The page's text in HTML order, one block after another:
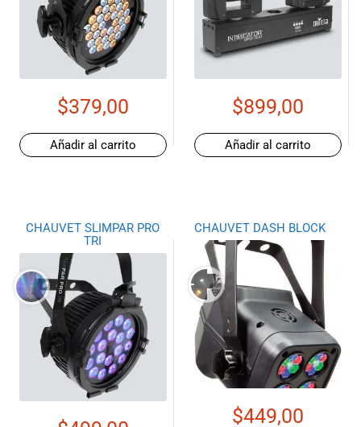
$379,00
Añadir al carrito
$899,00
Añadir al carrito
CHAUVET SLIMPAR PRO
TRI
CHAUVET DASH BLOCK
$449,00